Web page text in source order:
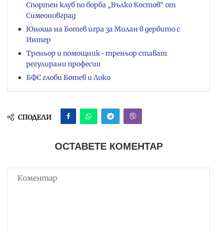
Спортен клуб по борба „Вълко Костов“ от
Симеоновград
Юноша на Ботев игра за Милан в дербито с
Интер
Треньор и помощник- треньор стават
регулирани професии
БФС глоби Ботев и Локо
СПОДЕЛИ
ОСТАВЕТЕ КОМЕНТАР